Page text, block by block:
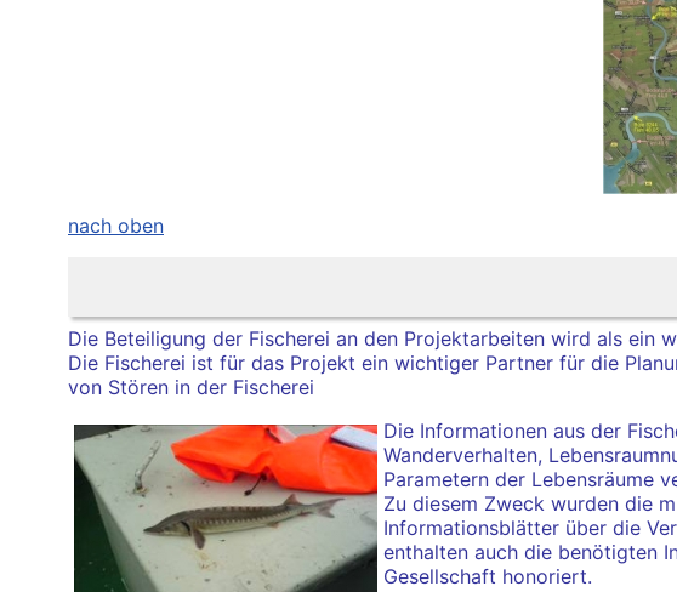
nach oben
Die Beteiligung der Fischerei an den Projektarbeiten wird als ein
Die Fischerei ist für das Projekt ein wichtiger Partner für die
von Stören in der Fischerei
Die Informationen aus der
Wanderverhalten,
Parametern der Lebensräume
Zu diesem Zweck wurden die
Informationsblätter über die
enthalten auch die benötigten
Gesellschaft honoriert.